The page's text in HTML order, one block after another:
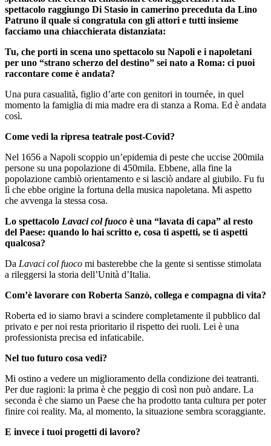
spettacolo raggiungo Di Stasio in camerino preceduta da Lino
Patruno il quale si congratula con gli attori e tutti insieme
facciamo una chiacchierata distanziata:
Tu, che porti in scena uno spettacolo su Napoli e i napoletani
per uno “strano scherzo del destino” sei nato a Roma: ci puoi
raccontare come è andata?
Una pura casualità, figlio d’arte con genitori in tournée, in quel
momento la famiglia di mia madre era di stanza a Roma. Ed è andata
così.
Come vedi la ripresa teatrale post-Covid?
Nel 1656 a Napoli scoppio un’epidemia di peste che uccise 200mila
persone su una popolazione di 450mila. Ebbene, alla fine la
popolazione cambiò orientamento e si lasciò andare al giubilo. Fu fu
lì che ebbe origine la fortuna della musica napoletana. Mi aspetto
che avvenga la stessa cosa.
Lo spettacolo Lavaci col fuoco è una “lavata di capa” al resto
del Paese: quando lo hai scritto e, cosa ti aspetti, se ti aspetti
qualcosa?
Da Lavaci col fuoco mi basterebbe che la gente si sentisse stimolata
a rileggersi la storia dell’Unità d’Italia.
Com’è lavorare con Roberta Sanzò, collega e compagna di vita?
Roberta ed io siamo bravi a scindere completamente il pubblico dal
privato e per noi resta prioritario il rispetto dei ruoli. Lei è una
professionista precisa ed infaticabile.
Nel tuo futuro cosa vedi?
Mi ostino a vedere un miglioramento della condizione dei teatranti.
Per due ragioni: la prima è che peggio di così non può andare. La
seconda è che siamo un Paese che ha prodotto tanta cultura per poter
finire coi reality. Ma, al momento, la situazione sembra scoraggiante.
E invece i tuoi progetti di lavoro?